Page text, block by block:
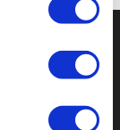
VOOR